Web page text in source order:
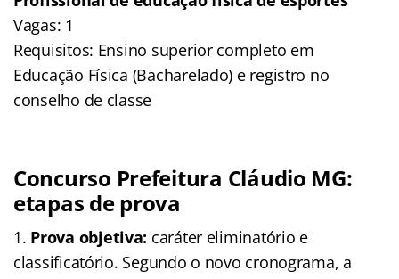
Vagas: 1
Requisitos: Ensino superior completo em
Educação Física (Bacharelado) e registro no
conselho de classe
Concurso Prefeitura Cláudio MG:
etapas de prova
Prova objetiva: caráter eliminatório e
classificatório. Segundo o novo cronograma, a